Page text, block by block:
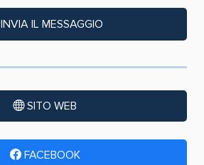
INVIA IL MESSAGGIO
SITO WEB
FACEBOOK